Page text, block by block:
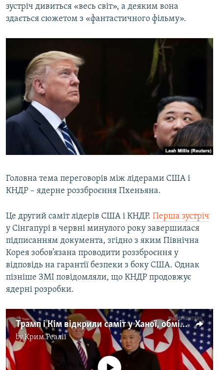
зустріч дивиться «весь світ», а деяким вона
здається сюжетом з «фантастичного фільму».
Головна тема переговорів між лідерами США і
КНДР – ядерне роззброєння Пхеньяна.
Це другий саміт лідерів США і КНДР. Перша зустріч
у Сінгапурі в червні минулого року завершилася
підписанням документа, згідно з яким Північна
Корея зобов’язана проводити роззброєння у
відповідь на гарантії безпеки з боку США. Однак
пізніше ЗМІ повідомляли, що КНДР продовжує
ядерні розробки.
Трамп і Кім відкрили саміт у Ханої, обмінявшись теплими словами – відео
byКрим.Реалії
No media source currently available